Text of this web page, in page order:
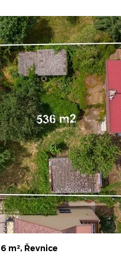
m², Řevnice